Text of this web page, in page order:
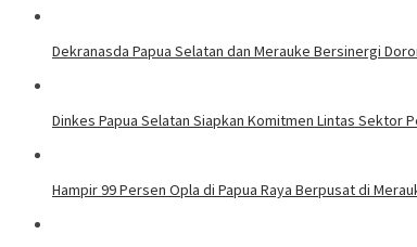
Dekranasda Papua Selatan dan Merauke Bersinergi
Dinkes Papua Selatan Siapkan Komitmen Lintas Sektor
Hampir 99 Persen Opla di Papua Raya Berpusat di